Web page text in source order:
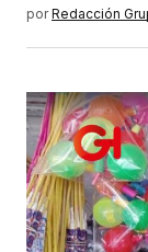
por Redacción